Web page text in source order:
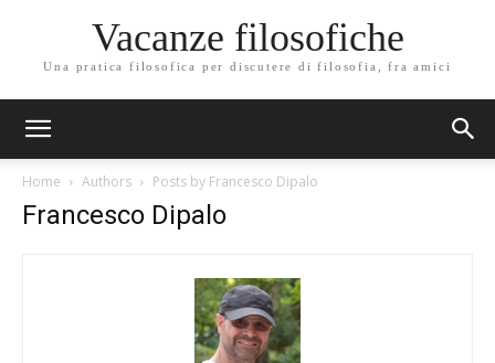
Vacanze filosofiche
Una pratica filosofica per discutere di filosofia, fra amici
Home Authors Posts by Francesco Dipalo
Francesco Dipalo